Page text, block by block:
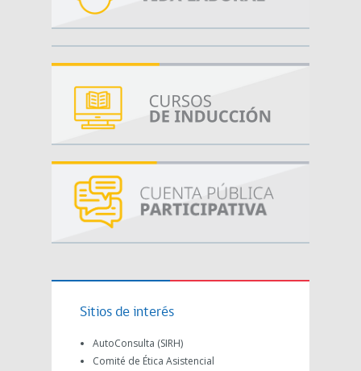
Sitios de interés
AutoConsulta (SIRH)
Comité de Ética Asistencial